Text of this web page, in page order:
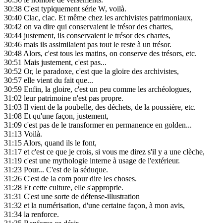
30:38 C'est typiquement série W, voilà.
30:40 Clac, clac. Et même chez les archivistes patrimoniaux,
30:42 on va dire qui conservaient le trésor des chartes,
30:44 justement, ils conservaient le trésor des chartes,
30:46 mais ils assimilaient pas tout le reste à un trésor.
30:48Alors, c'est tous les matins, on conserve des trésors, etc.
30:51 Mais justement, c'est pas...
30:52 Or, le paradoxe, c'est que la gloire des archivistes,
30:57 elle vient du fait que...
30:59 Enfin, la gloire, c'est un peu comme les archéologues,
31:02 leur patrimoine n'est pas propre.
31:03 Il vient de la poubelle, des déchets, de la poussière, etc.
31:08 Et qu'une façon, justement,
31:09 c'est pas de le transformer en permanence en golden...
31:13 Voilà.
31:15Alors, quand ils le font,
31:17 et c'est ce que je crois, si vous me direz s'il y a une clèche,
31:19 c'est une mythologie interne à usage de l'extérieur.
31:23 Pour... C'est de la séduque.
31:26 C'est de la com pour dire les choses.
31:28 Et cette culture, elle s'approprie.
31:31 C'est une sorte de défense-illustration
31:32 et la numérisation, d'une certaine façon, à mon avis,
31:34 la renforce.